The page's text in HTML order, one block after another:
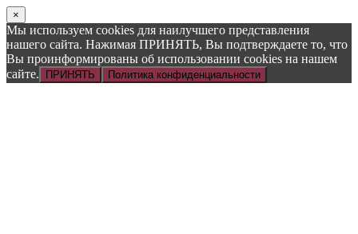
×
Мы используем cookies для наилучшего представления
нашего сайта. Нажимая ПРИНЯТЬ, Вы подтверждаете то, что
Вы проинформированы об использовании cookies на нашем
сайте.
ПРИНЯТЬ Политика конфиденциальности